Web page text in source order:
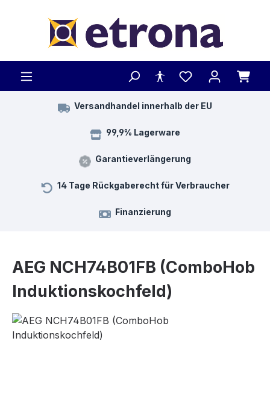
Versandhandel innerhalb der EU
99,9% Lagerware
Garantieverlängerung
14 Tage Rückgaberecht für Verbraucher
Finanzierung
AEG NCH74B01FB (ComboHob
Induktionskochfeld)
Bildergalerie überspringen